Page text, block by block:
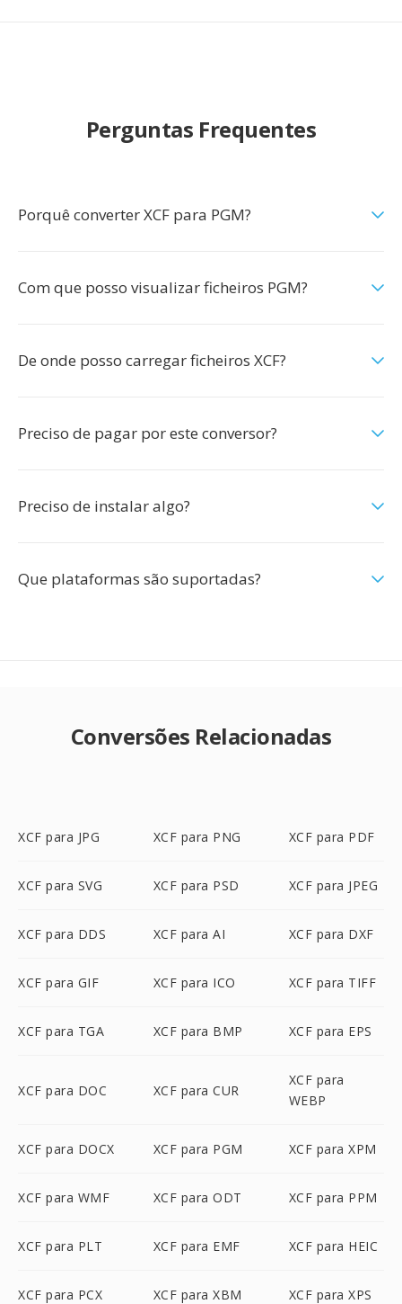
Perguntas Frequentes
Porquê converter XCF para PGM?
Com que posso visualizar ficheiros PGM?
De onde posso carregar ficheiros XCF?
Preciso de pagar por este conversor?
Preciso de instalar algo?
Que plataformas são suportadas?
Conversões Relacionadas
XCF para JPG XCF para PNG XCF para PDF
XCF para SVG XCF para PSD XCF para JPEG
XCF para DDS XCF para AI XCF para DXF
XCF para GIF XCF para ICO XCF para TIFF
XCF para TGA XCF para BMP XCF para EPS
XCF para DOC XCF para CUR
XCF para
WEBP
XCF para DOCX XCF para PGM XCF para XPM
XCF para WMF XCF para ODT XCF para PPM
XCF para PLT XCF para EMF XCF para HEIC
XCF para PCX XCF para XBM XCF para XPS